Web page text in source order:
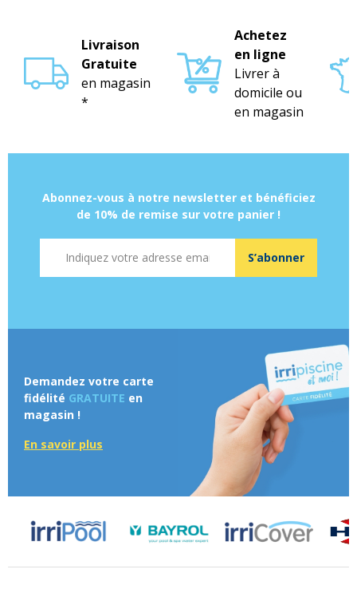
Livraison
Gratuite
en magasin
*
Achetez
en ligne
Livrer à
domicile ou
en magasin
Abonnez-vous à notre newsletter et bénéficiez
de 10% de remise sur votre panier !
S’abonner
Demandez votre carte
fidélité GRATUITE en
magasin !
En savoir plus